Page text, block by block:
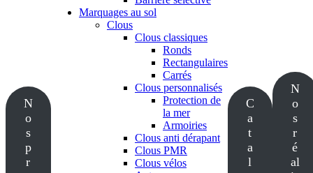
N
o
s
p
r
Marquages au sol
Clous
Clous classiques
Ronds
Rectangulaires
Carrés
Clous personnalisés
Protection de
la mer
Armoiries
Clous anti dérapant
Clous PMR
Clous vélos
C
a
t
a
l
N
o
s
r
é
al